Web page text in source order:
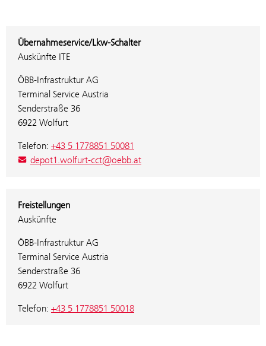
Übernahmeservice/Lkw-Schalter
Auskünfte ITE
ÖBB-Infrastruktur AG
Terminal Service Austria
Senderstraße 36
6922 Wolfurt
Telefon: +43 5 1778851 50081
depot1.wolfurt-cct@oebb.at
Freistellungen
Auskünfte
ÖBB-Infrastruktur AG
Terminal Service Austria
Senderstraße 36
6922 Wolfurt
Telefon: +43 5 1778851 50018